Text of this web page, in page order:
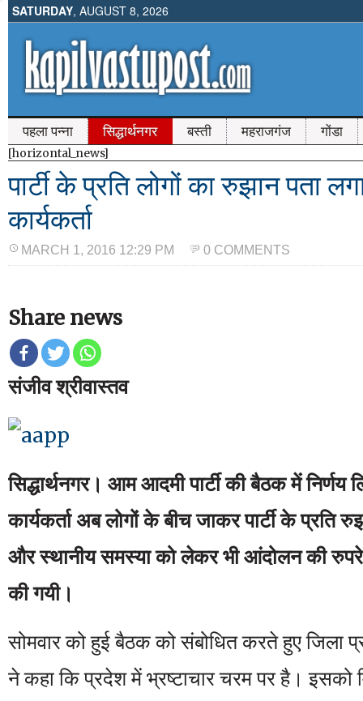
SATURDAY, AUGUST 8, 2026
पहला पन्ना सिद्धार्थनगर बस्ती महराजगंज गोंडा
[horizontal_news]
पार्टी के प्रति लोगों का रुझान पता
कार्यकर्ता
MARCH 1, 2016 12:29 PM 0 COMMENTS
Share news
संजीव श्रीवास्तव
सिद्धार्थनगर। आम आदमी पार्टी की बैठक में निर्णय
कार्यकर्ता अब लोगों के बीच जाकर पार्टी के प्रति
और स्थानीय समस्या को लेकर भी आंदोलन की
की गयी।
सोमवार को हुई बैठक को संबोधित करते हुए जिला
ने कहा कि प्रदेश में भ्रष्टाचार चरम पर है। इसको